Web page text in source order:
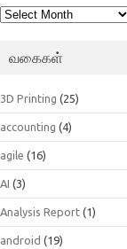
பெட்டகம்
வகைகள்
3D Printing (25)
accounting (4)
agile (16)
AI (3)
Analysis Report (1)
android (19)